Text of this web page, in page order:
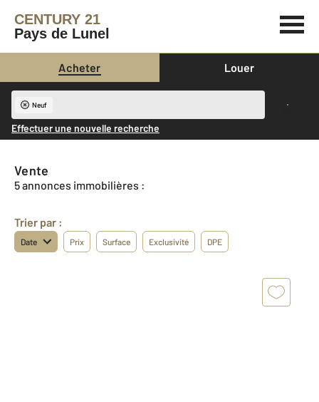
CENTURY 21
Pays de Lunel
Acheter Louer
Neuf
Effectuer une nouvelle recherche
Vente
5 annonces immobilières :
Trier par :
Date Prix Surface Exclusivité DPE